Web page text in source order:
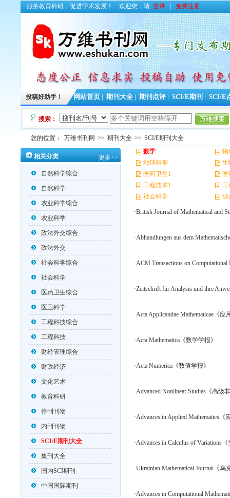
服务教育科研，促进学术发展！ 欢迎您，请 登录 免费注册
投稿好助手！ 网站首页 期刊大全 期刊点评 SCI/E期刊 SCI/E
搜索：
您的位置： 万维书刊网 >> 期刊大全 >> SCI/E期刊大全
相关分类 更多>>
自然科学综合
自然科学
农业科学综合
农业科学
政法外交综合
政法外交
社会科学综合
社会科学
医药卫生综合
医卫科学
工程科技综合
工程科技
财经管理综合
财政经济
文化艺术
教育科研
停刊刊物
内刊刊物
SCI/E期刊大全
集刊大全
国内SCI期刊
中国国际期刊
数学
物
地球科学
生
医药卫生1
工程技术1
工
社会科学
综
·British Journal of Mathematical
·Abhandlungen aus dem
·ACM Transactions on
·Zeitschrift für Analysis und ihre
·Acta Applicandae Mathematicae《
·Acta Mathematica《数学学报》
·Acta Numerica《数值学报》
·Advanced Nonlinear Studies《高级
·Advances in Applied Mathematics
·Advances in Calculus of Variations
·Ukrainian Mathematical Journal《
·Advances in Computational